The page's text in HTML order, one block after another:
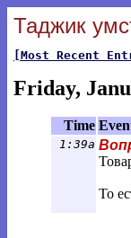
Таджик
[Most Recent
Friday,
Time
1:39a
То